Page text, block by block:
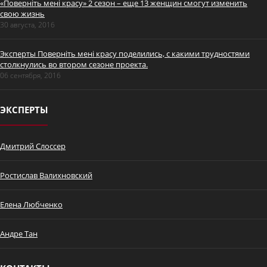
Промо Дмитрий Слоссер
ведущим пластическим
Історія Оксани Шевчун.
«Поверніть мені красу» 2 сезон – еще 13 женщин смогут изменить
свою жизнь
30 августа, 2016
Эксперты Поверніть мені красу поделились, с какими трудностями
столкнулись во втором сезоне проекта.
06 сентября, 2016
ЭКСПЕРТЫ
Дмитрий Слоссер
Ростислав Валихновский
Елена Любченко
Андре Тан